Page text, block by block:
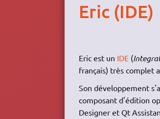
Eric (IDE)
Eric est un IDE(
français) très complet
Son développement
composant d'édition
Designer et Qt